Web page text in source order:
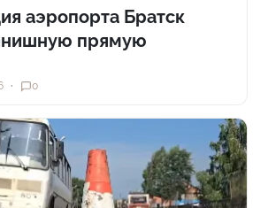
аэропорта Братск
прямую
0